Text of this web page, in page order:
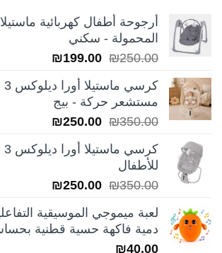
أرجوحة أطفال كهربائية
المحمولة - سكني
₪250.00
السعر
هو:
₪250.00.
₪199.00
هو:
مستشعر حركة - بيج
₪350.00
السعر
هو:
₪250.00
هو:
للأطفال
₪350.00
السعر
هو:
₪350.00.
₪250.00
هو:
₪250.00.
لعبة ميموجي الموسيقية
دمية فاكهة حسية قطنية
₪40.00